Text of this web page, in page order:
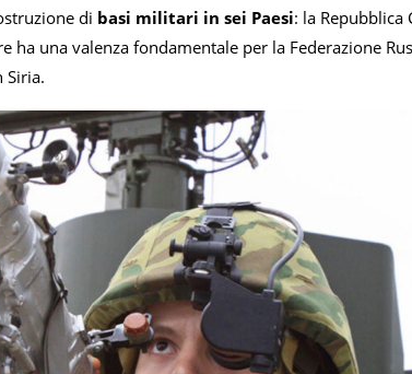
di basi militari in sei Paesi: la Repubblica
ha una valenza fondamentale per la Federazione
Siria.